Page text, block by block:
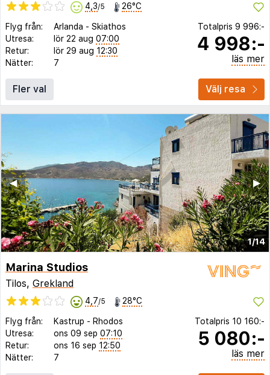
4,3/5 26°C
Flyg från: Arlanda - Skiathos
Utresa:
lör 22 aug 07:00
Retur:
lör 29 aug 12:30
Nätter:
7
Totalpris 9 996:-
4 998:-
läs mer
Fler val Välj resa
1/14
▶︎
◀︎
Marina Studios
Tilos, Grekland
4,7/5 28°C
Flyg från: Kastrup - Rhodos
Utresa:
ons 09 sep 07:10
Retur:
ons 16 sep 12:50
Nätter:
7
Totalpris 10 160:-
5 080:-
läs mer